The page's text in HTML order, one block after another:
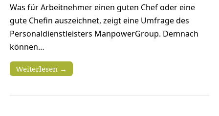
Was für Arbeitnehmer einen guten Chef oder eine
gute Chefin auszeichnet, zeigt eine Umfrage des
Personaldienstleisters ManpowerGroup. Demnach
können…
Weiterlesen →